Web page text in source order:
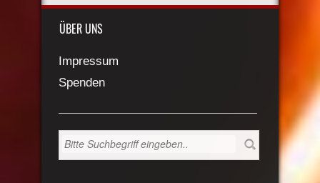
ÜBER UNS
Impressum
Spenden